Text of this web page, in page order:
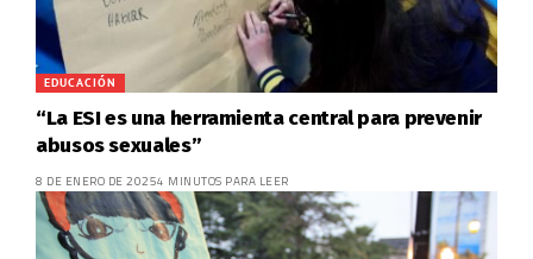
EDUCACIÓN
“La ESI es una herramienta central para prevenir
abusos sexuales”
8 DE ENERO DE 20254 MINUTOS PARA LEER